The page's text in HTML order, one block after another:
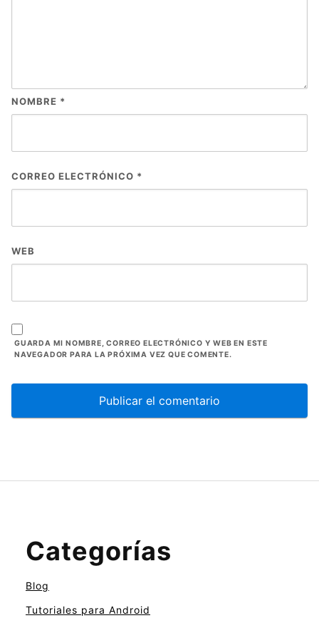
NOMBRE *
CORREO ELECTRÓNICO *
WEB
GUARDA MI NOMBRE, CORREO ELECTRÓNICO Y WEB EN ESTE
NAVEGADOR PARA LA PRÓXIMA VEZ QUE COMENTE.
Categorías
Blog
Tutoriales para Android